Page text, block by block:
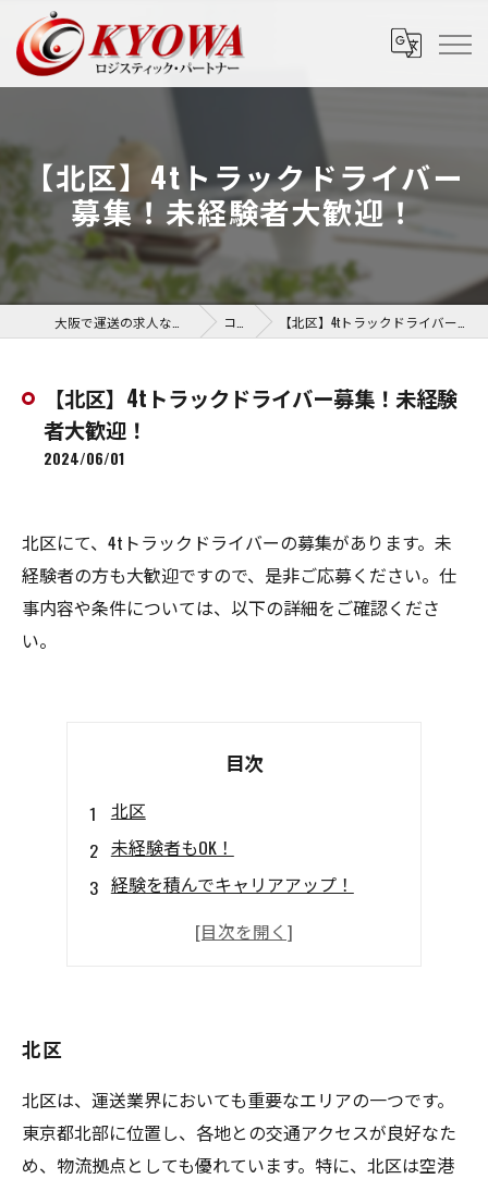
【北区】4tトラックドライバー
募集！未経験者大歓迎！
コラム 【北区】4tトラックドライバー募集！未経験者大歓迎！
【北区】4tトラックドライバー募集！未経験
者大歓迎！
2024/06/01
北区にて、4tトラックドライバーの募集があります。未
経験者の方も大歓迎ですので、是非ご応募ください。仕
事内容や条件については、以下の詳細をご確認くださ
い。
目次
北区
未経験者もOK！
経験を積んでキャリアアップ！
高待遇で安心して働ける！
北区
北区は、運送業界においても重要なエリアの一つです。
東京都北部に位置し、各地との交通アクセスが良好なた
め、物流拠点としても優れています。特に、北区は空港